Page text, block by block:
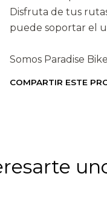
Disfruta de tus
puede soportar el
Somos Paradise
COMPARTIR ESTE